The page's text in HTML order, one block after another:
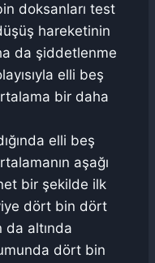
doksanları test
hareketinin
da şiddetlenme
elli beş
bir daha
elli beş
aşağı
bir şekilde ilk
dört bin dört
da altında
dört bin